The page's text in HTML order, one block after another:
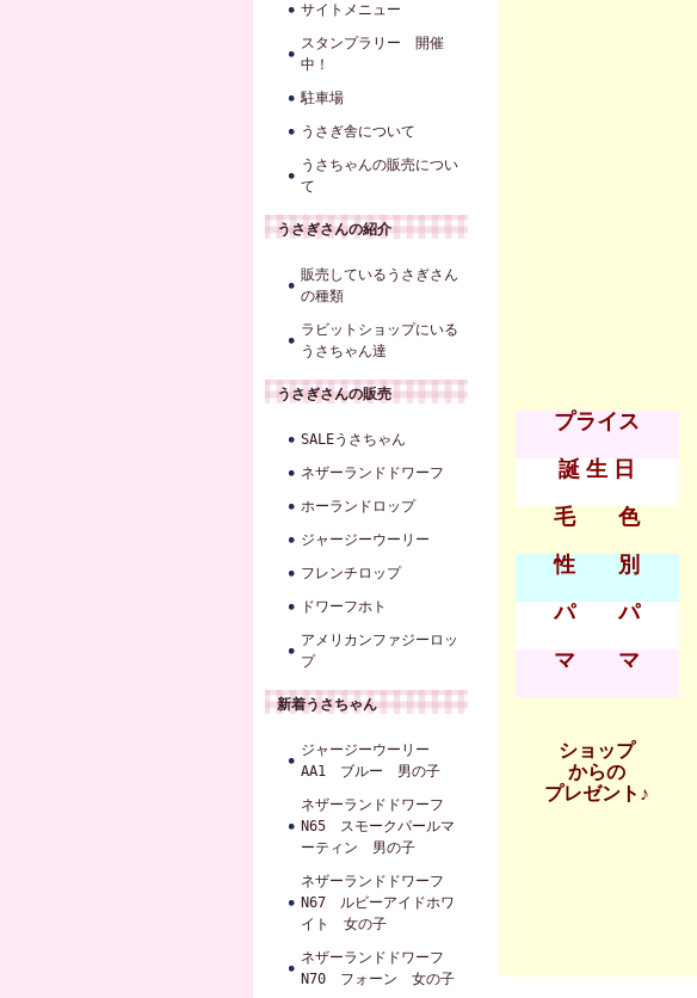
サイトメニュー
スタンプラリー 開催
中！
駐車場
うさぎ舎について
うさちゃんの販売につい
て
うさぎさんの紹介
販売しているうさぎさん
の種類
ラビットショップにいる
うさちゃん達
うさぎさんの販売
SALEうさちゃん
ネザーランドドワーフ
ホーランドロップ
ジャージーウーリー
フレンチロップ
ドワーフホト
アメリカンファジーロッ
プ
新着うさちゃん
ジャージーウーリー
AA1 ブルー 男の子
ネザーランドドワーフ
N65 スモークパールマ
ーティン 男の子
ネザーランドドワーフ
N67 ルビーアイドホワ
イト 女の子
ネザーランドドワーフ
N70 フォーン 女の子
プライス
誕 生 日
毛 色
性 別
パ パ
マ マ
ショップ
からの
プレゼント♪